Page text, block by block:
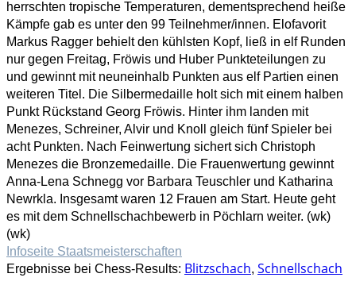
herrschten tropische Temperaturen, dementsprechend heiße
Kämpfe gab es unter den 99 Teilnehmer/innen. Elofavorit
Markus Ragger behielt den kühlsten Kopf, ließ in elf Runden
nur gegen Freitag, Fröwis und Huber Punkteteilungen zu
und gewinnt mit neuneinhalb Punkten aus elf Partien einen
weiteren Titel. Die Silbermedaille holt sich mit einem halben
Punkt Rückstand Georg Fröwis. Hinter ihm landen mit
Menezes, Schreiner, Alvir und Knoll gleich fünf Spieler bei
acht Punkten. Nach Feinwertung sichert sich Christoph
Menezes die Bronzemedaille. Die Frauenwertung gewinnt
Anna-Lena Schnegg vor Barbara Teuschler und Katharina
Newrkla. Insgesamt waren 12 Frauen am Start. Heute geht
es mit dem Schnellschachbewerb in Pöchlarn weiter. (wk)
(wk)
Infoseite Staatsmeisterschaften
Ergebnisse bei Chess-Results: Blitzschach, Schnellschach